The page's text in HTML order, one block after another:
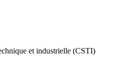
et industrielle (CSTI)